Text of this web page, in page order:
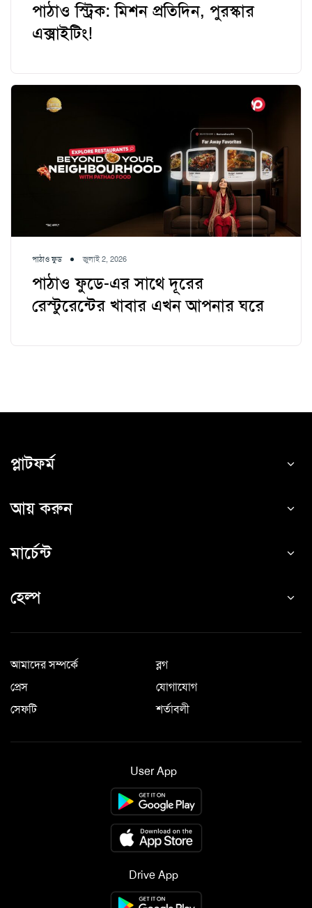
পাঠাও স্ট্রিক: মিশন প্রতিদিন, পুরস্কার
এক্সাইটিং!
পাঠাও ফুড জুলাই 2, 2026
পাঠাও ফুডে-এর সাথে দূরের
রেস্টুরেন্টের খাবার এখন আপনার ঘরে
প্লাটফর্ম
আয় করুন
মার্চেন্ট
হেল্প
আমাদের সম্পর্কে
ব্লগ
প্রেস
যোগাযোগ
সেফটি
শর্তাবলী
User App
Drive App